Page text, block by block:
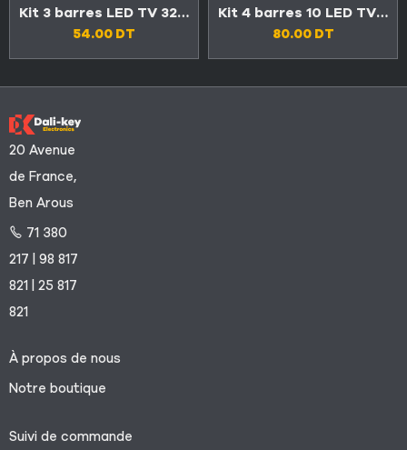
Kit 3 barres LED TV 32″ 10 LED 3V DLED32DH3101005.B
54.00 DT
Kit 4 barres 10 LED TV 43″ 6V
80.00 DT
20 Avenue
de France,
Ben Arous
71 380
217 | 98 817
821 | 25 817
821
À propos de nous
Notre boutique
Suivi de commande